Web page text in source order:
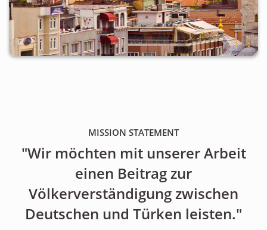
MISSION STATEMENT
"Wir möchten mit unserer Arbeit
einen Beitrag zur
Völkerverständigung zwischen
Deutschen und Türken leisten."